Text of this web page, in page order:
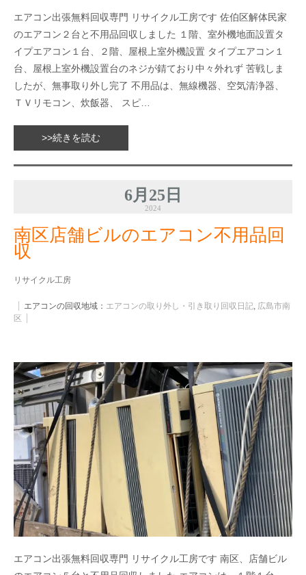
エアコン出張無料回収専門 リサイクル工房です 佐伯区解体民家
のエアコン２台と不用品回収しました １階、室外機地面設置タ
イプエアコン１台、２階、屋根上室外機設置 タイプエアコン１
台、屋根上室外機設置台のネジが錆ており中々外れず 苦戦しま
したが、無事取り外し完了 不用品は、無線機器、空気清浄器、
ＴＶリモコン、炊飯器、 スピ…
>>続きを読む
6月25日
2024
南区店舗ビルのエアコン不用品回
収
リサイクル工房
エアコンの回収地域： エアコンの取り外し・引き取り回収日記, 広島市南
区
エアコン出張無料回収専門 リサイクル工房です 南区、店舗ビル